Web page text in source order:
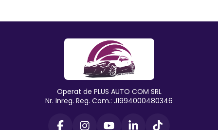
Operat de PLUS AUTO COM SRL
Nr. Inreg. Reg. Com.: J1994000480346